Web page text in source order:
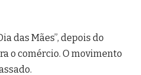
das Mães”, depois do
o comércio. O movimento